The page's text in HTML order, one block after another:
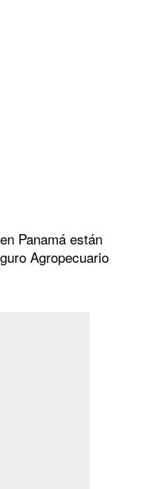
Panamá están
Agropecuario